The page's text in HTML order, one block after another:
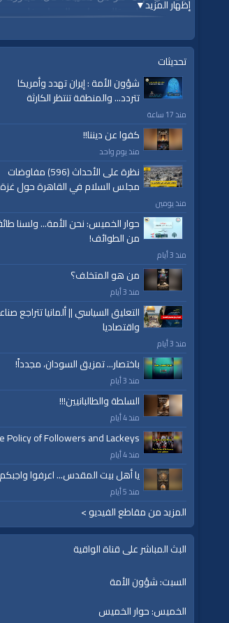
إظهار المزيد▼
الله عليه وسلم‑ قال: فجاءت الى بابه فلم تجد
| #قناة_الواقية : انحياز إلى مبدأ الأمة |
www.alwaqiyah.tv
facebook.com/alwaqiyahtv
alwaqiyahtv@twitter
الفئات:
أرشيف الواقية»وما ينطق عن الهوى
العلامات:حديث|الحديث|النبوي |رسول|الله|الصبر
تحديثات
شؤون الأمة : إيران تهدد وأمريكا
تتردد... والمنطقة تنتظر الكارثة
منذ 17 ساعة
كفوا عن ديننا!!
منذ يوم واحد
نظرة على الأحداث (596) مفاوضات
مجلس السلام في القاهرة حول غزة
منذ يومين
حوار الخميس: نحن الأمة... ولسنا
من الطوائف!
منذ 3 أيام
من هو المتخلف؟
منذ 3 أيام
التعليق السياسي || ألمانيا تتراجع
واقتصاديا
منذ 3 أيام
باختصار... تمزيق السودان، مجدداً!
منذ 3 أيام
السلطة والطالبانيين!!!
منذ 4 أيام
Policy of Followers and Lackeys
منذ 4 أيام
يا أهل بيت المقدس... اعرفوا
منذ 5 أيام
المزيد من مقاطع الفيديو >
البث المباشر على قناة الواقية
السبت: شؤون الأمة
الخميس: حوار الخميس